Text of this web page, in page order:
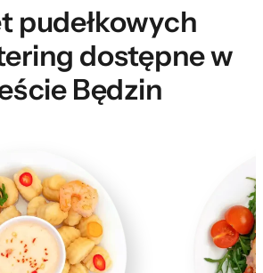
pudełkowych
dostępne w
Będzin